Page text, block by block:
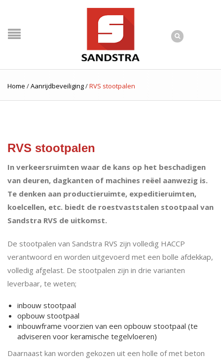
Home /Aanrijdbeveiliging/RVS stootpalen
RVS stootpalen
In verkeersruimten waar de kans op het beschadigen
van deuren, dagkanten of machines reëel aanwezig is.
Te denken aan productieruimte, expeditieruimten,
koelcellen, etc. biedt de roestvaststalen stootpaal van
Sandstra RVS de uitkomst.
De stootpalen van Sandstra RVS zijn volledig HACCP
verantwoord en worden uitgevoerd met een bolle afdekkap,
volledig afgelast. De stootpalen zijn in drie varianten
leverbaar, te weten;
inbouw stootpaal
opbouw stootpaal
inbouwframe voorzien van een opbouw stootpaal (te
adviseren voor keramische tegelvloeren)
Daarnaast kan worden gekozen uit een holle of met beton